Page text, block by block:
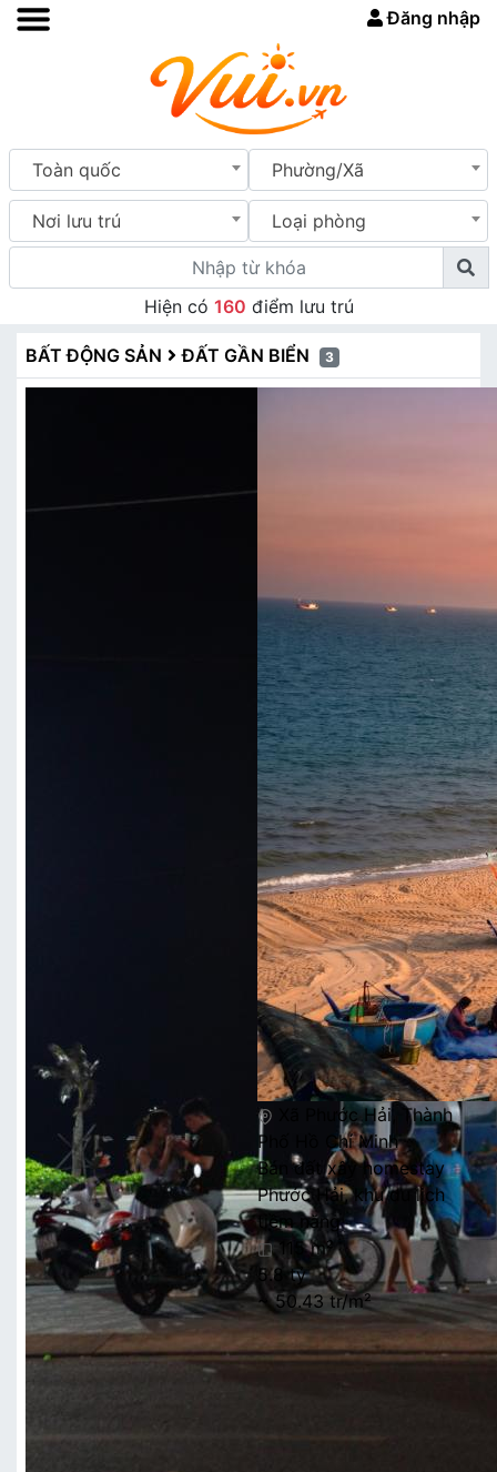
Đăng nhập
Toàn quốc Phường/Xã
Nơi lưu trú Loại phòng
Hiện có 160 điểm lưu trú
BẤT ĐỘNG SẢN ĐẤT GẦN BIỂN 3
Xã Phước Hải, Thành
Phố Hồ Chí Minh
Bán đất xây homestay
Phước Hải, khu du lịch
tiềm năng
115 m²
5.8 tỷ
~ 50.43 tr/m²